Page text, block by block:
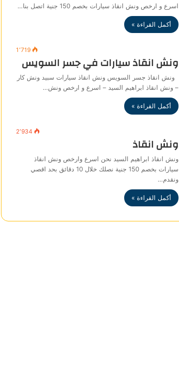
اسرع و ارخص ونش انقاذ سيارات بخصم 150 جنية اتصل بنا…
أكمل القراءة »
1٬719
ونش انقاذ سيارات في جسر السويس
ونش انقاذ جسر السويس ونش انقاذ سيارات سبيد ونش كار
– ونش انقاذ ابراهيم السيد – اسرع و ارخص ونش…
أكمل القراءة »
2٬934
ونش انقاذ
ونش انقاذ ابراهيم السيد نحن اسرع وارخص ونش انقاذ
سيارات بخصم 150 جنية نصلك خلال 10 دقائق بحد اقصي
ونقدم…
أكمل القراءة »